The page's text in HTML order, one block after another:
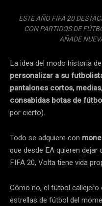
ESTE AÑO FIFA 20
CON PARTIDOS DE
AÑADE
La idea del modo historia
personalizar a su
pantalones cortos,
consabidas botas de
por cierto).
Todo se adquiere con
que desde EA quieren dejar
FIFA 20, Volta tiene vida
Cómo no, el fútbol
estrellas de fútbol del